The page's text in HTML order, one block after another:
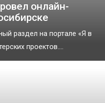
онлайн-
раздел на портале «Я в
проектов....